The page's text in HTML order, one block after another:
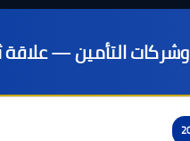
وشركات التأمين — علاقة